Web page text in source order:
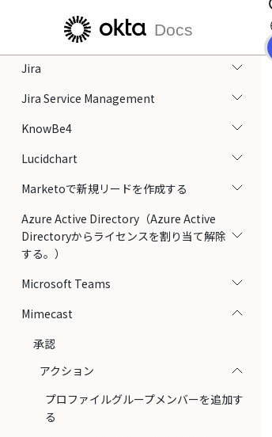
メインコンテンツにスキップ ドキュメントナ
Docs
Jamf Pro Classic API
Jira
Jira Service Management
KnowBe4
Lucidchart
Marketoで新規リードを作成する
Azure Active Directory（Azure Active
Directoryからライセンスを割り当て解除
する。）
Microsoft Teams
Mimecast
承認
アクション
プロファイルグループメンバーを追加す
る